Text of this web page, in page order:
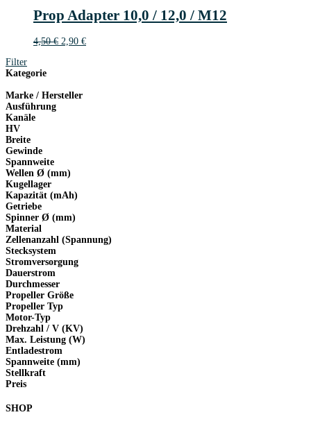
€
Prop Adapter 10,0 / 12,0 / M12
4,50€ Ursprünglicher
2,90 €Aktueller
Filter
Kategorie
Marke / Hersteller
Ausführung
Kanäle
HV
Breite
Gewinde
Spannweite
Wellen Ø (mm)
Kugellager
Kapazität (mAh)
Getriebe
Spinner Ø (mm)
Material
Zellenanzahl (Spannung)
Stecksystem
Stromversorgung
Dauerstrom
Durchmesser
Propeller Größe
Propeller Typ
Motor-Typ
Drehzahl / V (KV)
Max. Leistung (W)
Entladestrom
Spannweite (mm)
Stellkraft
Preis
SHOP